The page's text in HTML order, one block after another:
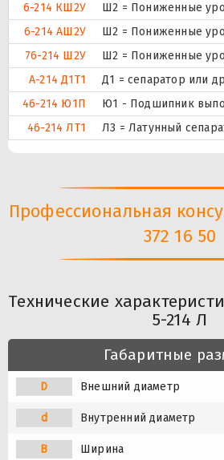
6-214 КШ2У
Ш2 = Пониженные
6-214 АШ2У
Ш2 = Пониженные
76-214 Ш2У
Ш2 = Пониженные
А-214 Д1Т1
Д1 = сепаратор или
46-214 Ю1П
Ю1 - Подшипник
46-214 ЛТ1
Л3 = Латунный
Профессиональная
372 16 50
Технические
5-214 Л
Габаритные
D Внешний диаметр
d Внутренний диаметр
B Ширина